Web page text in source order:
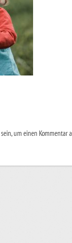
sein, um einen Kommentar